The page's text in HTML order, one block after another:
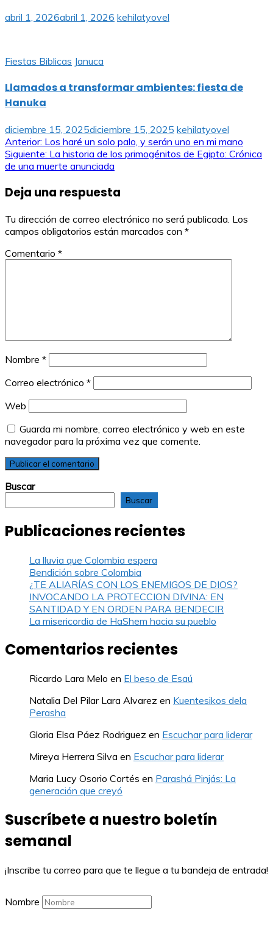
abril 1, 2026abril 1, 2026 kehilatyovel
Fiestas Biblicas Januca
Llamados a transformar ambientes: fiesta de
Hanuka
diciembre 15, 2025diciembre 15, 2025 kehilatyovel
Navegación
de
entradas
Anterior: Los haré un solo palo, y serán uno en mi mano
Siguiente: La historia de los primogénitos de Egipto: Crónica
de una muerte anunciada
Deja una respuesta
Tu dirección de correo electrónico no será publicada. Los
campos obligatorios están marcados con *
Comentario *
Nombre *
Correo electrónico *
Web
Guarda mi nombre, correo electrónico y web en este
navegador para la próxima vez que comente.
Buscar
Buscar
Publicaciones recientes
La lluvia que Colombia espera
Bendición sobre Colombia
¿TE ALIARÍAS CON LOS ENEMIGOS DE DIOS?
INVOCANDO LA PROTECCION DIVINA: EN
SANTIDAD Y EN ORDEN PARA BENDECIR
La misericordia de HaShem hacia su pueblo
Comentarios recientes
Ricardo Lara Melo en El beso de Esaú
Natalia Del Pilar Lara Alvarez en Kuentesikos dela
Perasha
Gloria Elsa Páez Rodriguez en Escuchar para liderar
Mireya Herrera Silva en Escuchar para liderar
Maria Lucy Osorio Cortés en Parashá Pinjás: La
generación que creyó
Suscríbete a nuestro boletín
semanal
¡Inscribe tu correo para que te llegue a tu bandeja de entrada!
Nombre